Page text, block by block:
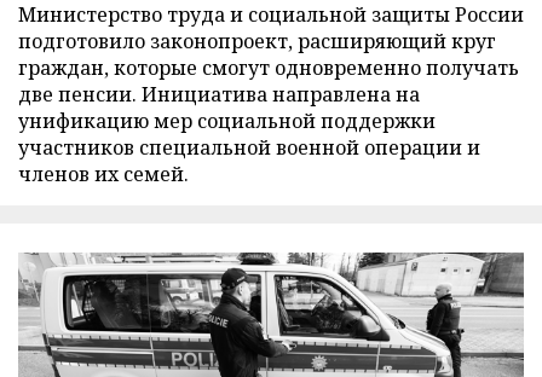
Министерство труда и социальной защиты России
подготовило законопроект, расширяющий круг
граждан, которые смогут одновременно получать
две пенсии. Инициатива направлена на
унификацию мер социальной поддержки
участников специальной военной операции и
членов их семей.